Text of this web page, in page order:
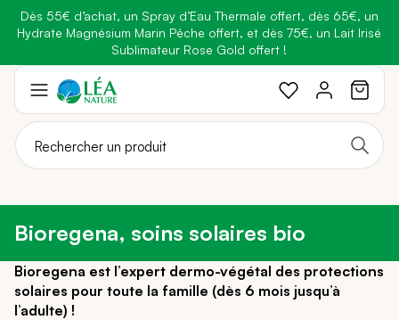
Belle semaine : Profitez de-25% + Livraison offertedès 30€
d'achat avec le codeBELLEBIO
BRADERIE :-40% sur une sélection de produits
Dès 55€ d’achat, un Spray d’Eau Thermale offert, dès 65€, un
Hydrate Magnésium Marin Pêche offert, et dès 75€, un Lait Irisé
Sublimateur Rose Gold offert !
Aller
contenu
Bioregena, soins solaires bio
Bioregena est l’expert dermo-végétal des protections
solaires pour toute la famille (dès 6 mois jusqu’à
l’adulte) !